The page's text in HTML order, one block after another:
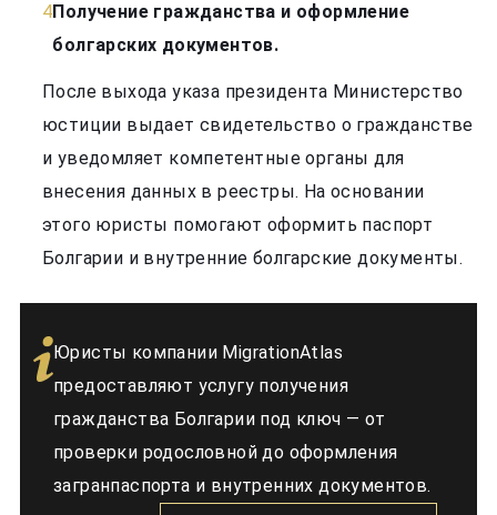
Получение гражданства и оформление
болгарских документов.
После выхода указа президента Министерство
юстиции выдает свидетельство о гражданстве
и уведомляет компетентные органы для
внесения данных в реестры. На основании
этого юристы помогают оформить паспорт
Болгарии и внутренние болгарские документы.
Юристы компании MigrationAtlas
предоставляют услугу получения
гражданства Болгарии под ключ — от
проверки родословной до оформления
загранпаспорта и внутренних документов.